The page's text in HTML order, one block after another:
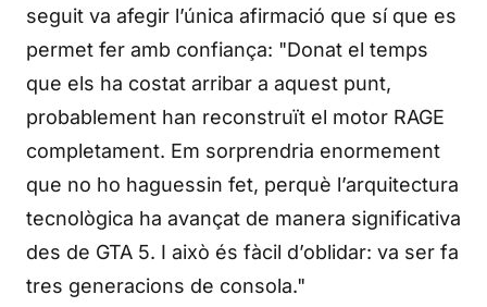
seguit va afegir l’única afirmació que sí que es
permet fer amb confiança: "Donat el temps
que els ha costat arribar a aquest punt,
probablement han reconstruït el motor RAGE
completament. Em sorprendria enormement
que no ho haguessin fet, perquè l’arquitectura
tecnològica ha avançat de manera significativa
des de GTA 5. I això és fàcil d’oblidar: va ser fa
tres generacions de consola."